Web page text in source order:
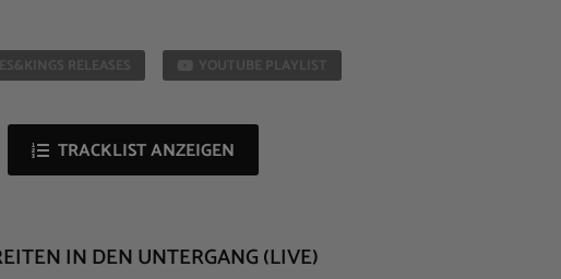
RELEASES YOUTUBE PLAYLIST
TRACKLIST ANZEIGEN
IN DEN UNTERGANG (LIVE)